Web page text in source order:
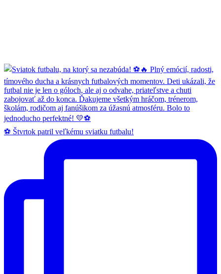
⚽️ Štvrtok patril veľkému sviatku futbalu!